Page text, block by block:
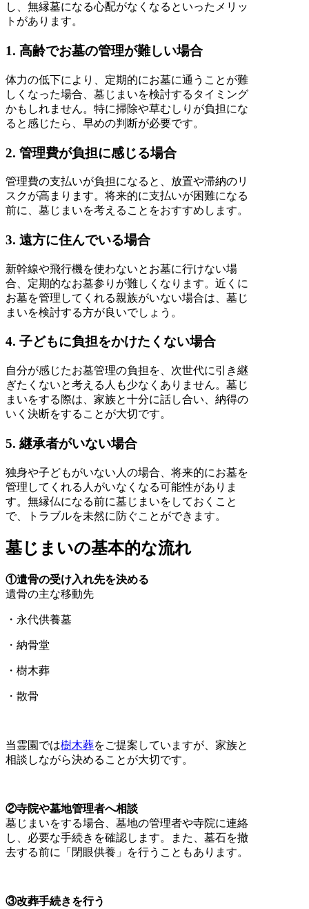
し、無縁墓になる心配がなくなるといったメリッ
トがあります。
1. 高齢でお墓の管理が難しい場合
体力の低下により、定期的にお墓に通うことが難
しくなった場合、墓じまいを検討するタイミング
かもしれません。特に掃除や草むしりが負担にな
ると感じたら、早めの判断が必要です。
2. 管理費が負担に感じる場合
管理費の支払いが負担になると、放置や滞納のリ
スクが高まります。将来的に支払いが困難になる
前に、墓じまいを考えることをおすすめします。
3. 遠方に住んでいる場合
新幹線や飛行機を使わないとお墓に行けない場
合、定期的なお墓参りが難しくなります。近くに
お墓を管理してくれる親族がいない場合は、墓じ
まいを検討する方が良いでしょう。
4. 子どもに負担をかけたくない場合
自分が感じたお墓管理の負担を、次世代に引き継
ぎたくないと考える人も少なくありません。墓じ
まいをする際は、家族と十分に話し合い、納得の
いく決断をすることが大切です。
5. 継承者がいない場合
独身や子どもがいない人の場合、将来的にお墓を
管理してくれる人がいなくなる可能性がありま
す。無縁仏になる前に墓じまいをしておくこと
で、トラブルを未然に防ぐことができます。
墓じまいの基本的な流れ
①遺骨の受け入れ先を決める
遺骨の主な移動先
・永代供養墓
・納骨堂
・樹木葬
・散骨
当霊園では樹木葬をご提案していますが、家族と
相談しながら決めることが大切です。
②寺院や墓地管理者へ相談
墓じまいをする場合、墓地の管理者や寺院に連絡
し、必要な手続きを確認します。また、墓石を撤
去する前に「閉眼供養」を行うこともあります。
③改葬手続きを行う